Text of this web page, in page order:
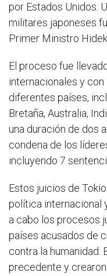
por Estados Unidos.
militares japoneses
Primer Ministro
El proceso fue
internacionales y
diferentes países,
Bretaña, Australia,
una duración de dos
condena de los
incluyendo 7
Estos juicios de
política internacional
a cabo los procesos
países acusados de
contra la humanidad.
precedente y